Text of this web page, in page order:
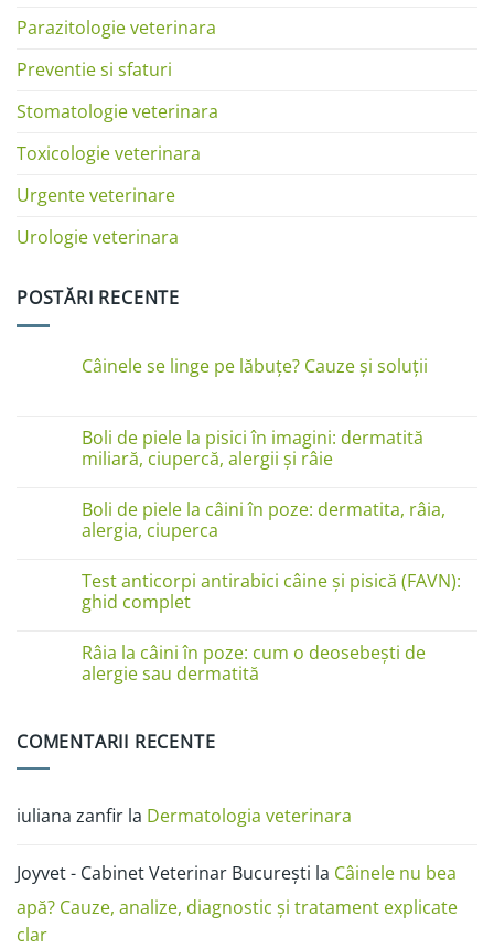
Parazitologie veterinara
Preventie si sfaturi
Stomatologie veterinara
Toxicologie veterinara
Urgente veterinare
Urologie veterinara
POSTĂRI RECENTE
Câinele se linge pe lăbuțe? Cauze și soluții
Câinele
se
linge
Cauze
și
soluții
Boli de piele la pisici în imagini: dermatită
miliară, ciupercă, alergii și râie
la
Boli
de
pisici
în
imagini:
ciupercă,
alergii
și
Boli de piele la câini în poze: dermatita, râia,
alergia, ciuperca
Boli
de
câini
în
poze:
ciuperca
Test anticorpi antirabici câine și pisică (FAVN):
ghid complet
la
Test
anticorpi
pisică
Râia la câini în poze: cum o deosebești de
alergie sau dermatită
Râia
cum
o
alergie
sau
COMENTARII RECENTE
iuliana zanfir la Dermatologia veterinara
Joyvet - Cabinet Veterinar București la Câinele nu bea
apă? Cauze, analize, diagnostic și tratament explicate
clar